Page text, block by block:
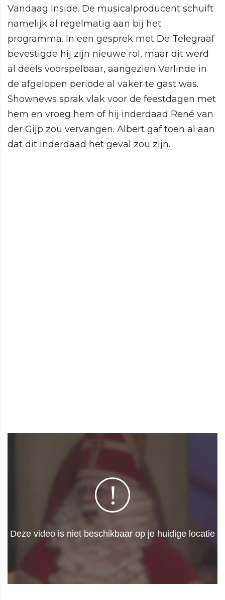
Vandaag Inside. De musicalproducent schuift
namelijk al regelmatig aan bij het
programma. In een gesprek met De Telegraaf
bevestigde hij zijn nieuwe rol, maar dit werd
al deels voorspelbaar, aangezien Verlinde in
de afgelopen periode al vaker te gast was.
Shownews sprak vlak voor de feestdagen met
hem en vroeg hem of hij inderdaad René van
der Gijp zou vervangen. Albert gaf toen al aan
dat dit inderdaad het geval zou zijn.